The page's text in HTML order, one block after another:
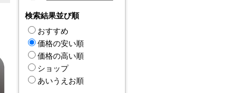
検索結果並び順
おすすめ
価格の安い順
価格の高い順
ショップ
あいうえお順